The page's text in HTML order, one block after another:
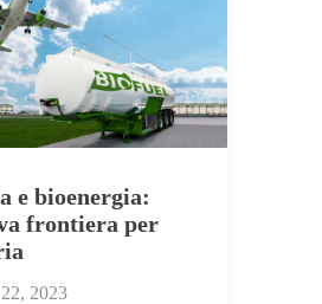
e bioenergia:
frontiera per
2023